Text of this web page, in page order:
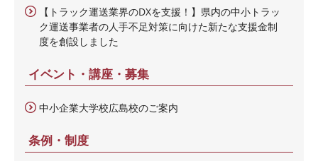
【トラック運送業界のDXを支援！】県内の中小トラッ
ク運送事業者の人手不足対策に向けた新たな支援金制
度を創設しました
イベント・講座・募集
中小企業大学校広島校のご案内
条例・制度